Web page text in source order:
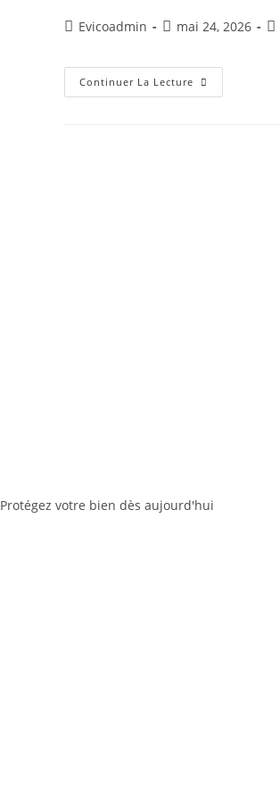
Evicoadmin mai 24, 2026
Continuer La Lecture
Protégez votre bien dès aujourd'hui